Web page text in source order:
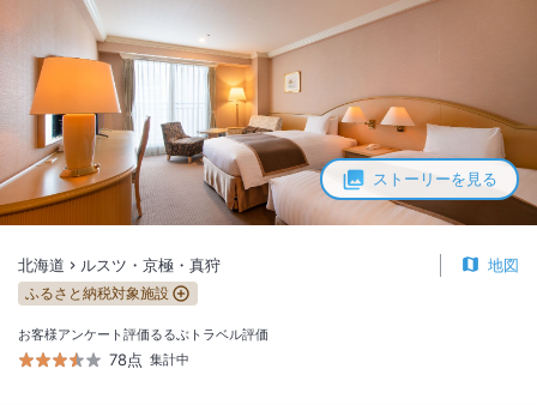
ストーリーを見る
北海道 ルスツ・京極・真狩 地図
ふるさと納税対象施設
お客様アンケート評価
78点
るるぶトラベル評価
集計中